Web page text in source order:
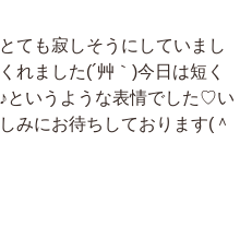
ても寂しそうにしていまし
れました(´艸｀)今日は短く
というような表情でした♡い
みにお待ちしております(＾